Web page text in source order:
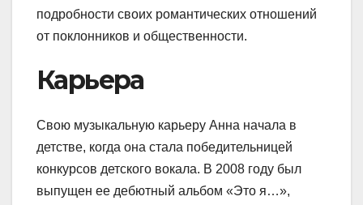
подробности своих романтических отношений
от поклонников и общественности.
Карьера
Свою музыкальную карьеру Анна начала в
детстве, когда она стала победительницей
конкурсов детского вокала. В 2008 году был
выпущен ее дебютный альбом «Это я…»,